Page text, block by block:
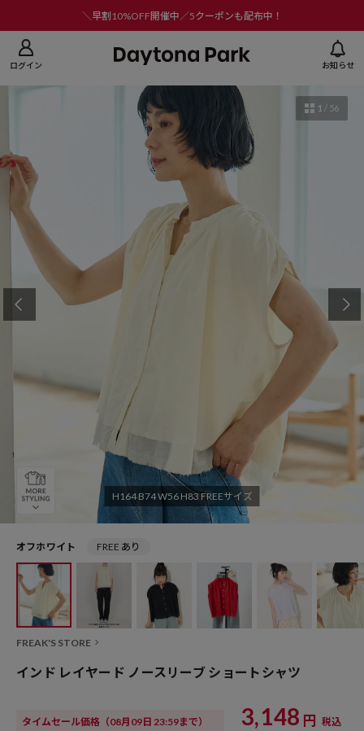
＼早割10%OFF開催中／5クーポンも配布中！
ログイン お知らせ
H164 B74 W56 H83 FREEサイズ
1 / 56
オフホワイト FREE あり
FREAK'S STORE
インド レイヤード ノースリーブ ショートシャツ
タイムセール価格 （08月09日 23:59まで） 3,148 円 税込